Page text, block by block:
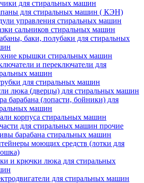
для стиральных машин
для стиральных машин ( КЭН)
управления стиральных машин
сальников стиральных машин
баки, полубаки для стиральных
крышки стиральных машин
и переключатели для
машин
для стиральных машин
люка (дверцы) для стиральных машин
барабана (лопасти, бойники) для
машин
корпуса стиральных машин
для стиральных машин прочие
барабана стиральных машин
моющих средств (лотки для
и крючки люка для стиральных
для стиральных машин